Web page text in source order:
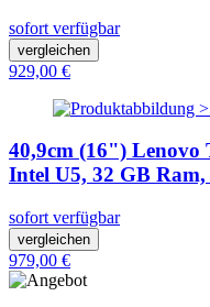
sofort verfügbar
vergleichen
929,00 €
40,9cm (16")
Intel U5, 32 GB
sofort verfügbar
vergleichen
979,00 €